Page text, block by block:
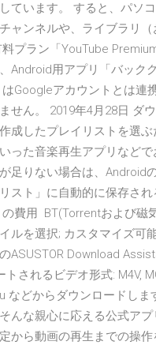
ています。 すると、パソ
ャンネルや、ライブラリ
プラン「YouTube
Android用アプリ「バック
Googleアカウントとは
せん。 2019年4月28日 ダ
成したプレイリストを選
った音楽再生アプリなど
足りない場合は、Android
スト」に自動的に保存さ
費用 BT(Torrentおよび磁
ルを選択; カスタマイズ可
ASUSTOR Download
トされるビデオ形式: M4V,
などからダウンロードし
んな親心に応える公式ア
から動画の再生までの操